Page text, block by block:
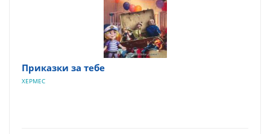
Приказки за тебе
ХЕРМЕС